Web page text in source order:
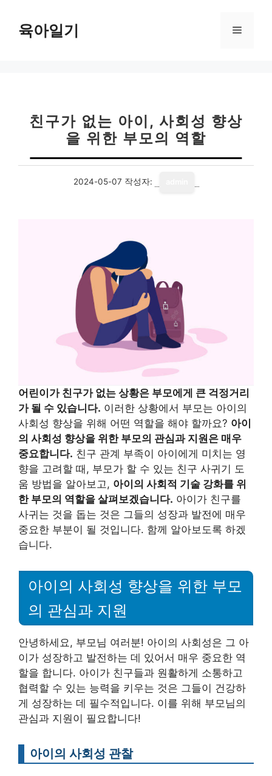
육아일기 메
친구가 없는 아이, 사회성 향상
을 위한 부모의 역할
2024-05-07 작성자:
어린이가 친구가 없는 상황은 부모에게 큰 걱정거리
가 될 수 있습니다. 이러한 상황에서 부모는 아이의
사회성 향상을 위해 어떤 역할을 해야 할까요? 아이
의 사회성 향상을 위한 부모의 관심과 지원은 매우
중요합니다. 친구 관계 부족이 아이에게 미치는 영
향을 고려할 때, 부모가 할 수 있는 친구 사귀기 도
움 방법을 알아보고, 아이의 사회적 기술 강화를 위
한 부모의 역할을 살펴보겠습니다. 아이가 친구를
사귀는 것을 돕는 것은 그들의 성장과 발전에 매우
중요한 부분이 될 것입니다. 함께 알아보도록 하겠
습니다.
아이의 사회성 향상을 위한 부모
의 관심과 지원
안녕하세요, 부모님 여러분! 아이의 사회성은 그 아
이가 성장하고 발전하는 데 있어서 매우 중요한 역
할을 합니다. 아이가 친구들과 원활하게 소통하고
협력할 수 있는 능력을 키우는 것은 그들이 건강하
게 성장하는 데 필수적입니다. 이를 위해 부모님의
관심과 지원이 필요합니다!
아이의 사회성 관찰